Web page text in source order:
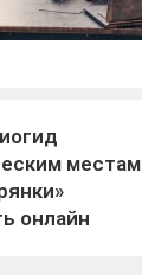
местам
онлайн